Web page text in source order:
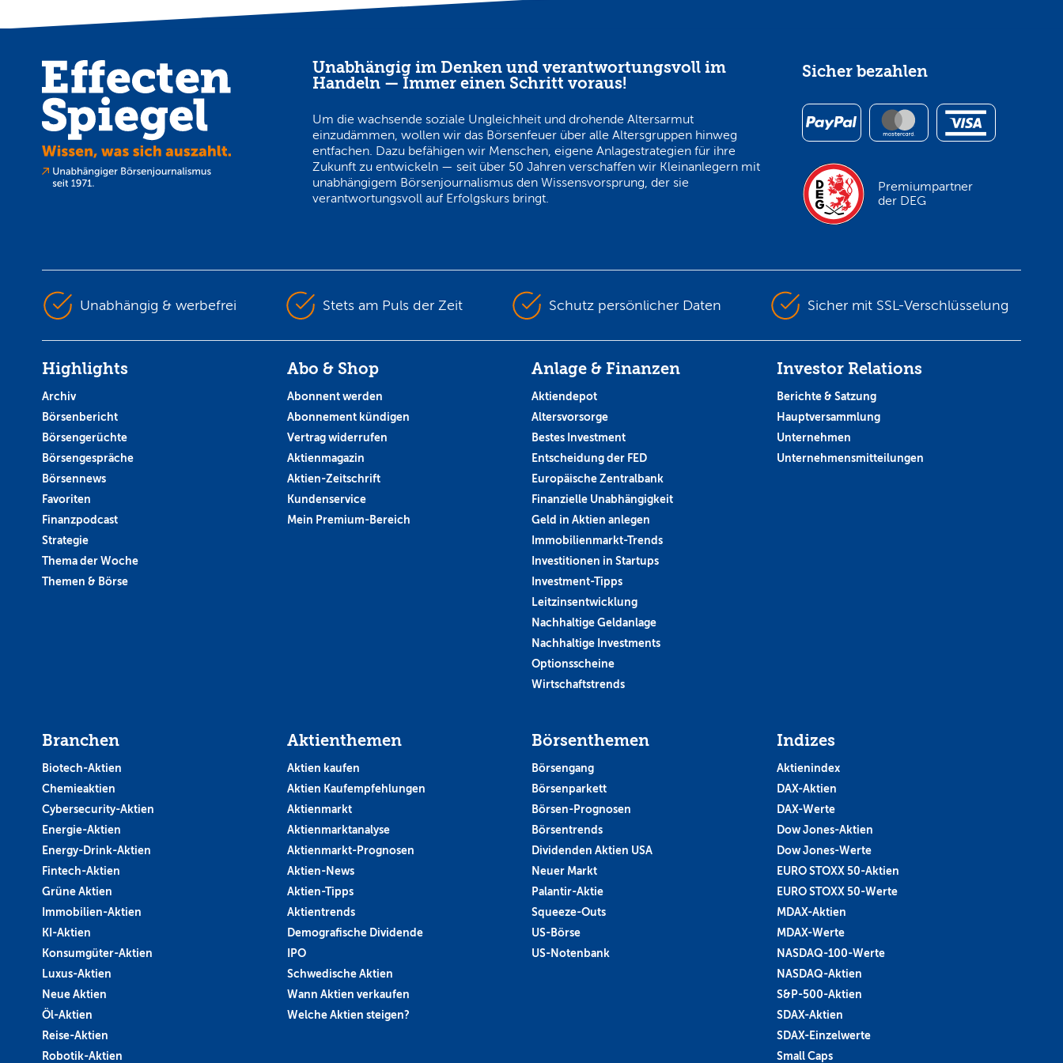
Unabhängig im Denken und verantwortungsvoll im
Handeln — Immer einen Schritt voraus!
Um die wachsende soziale Ungleichheit und drohende Altersarmut
einzudämmen, wollen wir das Börsenfeuer über alle Altersgruppen hinweg
entfachen. Dazu befähigen wir Menschen, eigene Anlagestrategien für ihre
Zukunft zu entwickeln — seit über 50 Jahren verschaffen wir Kleinanlegern mit
unabhängigem Börsenjournalismus den Wissensvorsprung, der sie
verantwortungsvoll auf Erfolgskurs bringt.
Sicher bezahlen
Premiumpartner
der DEG
Unabhängig & werbefrei Stets am Puls der Zeit Schutz persönlicher Daten Sicher mit SSL-Verschlüsselung
Highlights
Archiv
Börsenbericht
Börsengerüchte
Börsengespräche
Börsennews
Favoriten
Finanzpodcast
Strategie
Thema der Woche
Themen & Börse
Abo & Shop
Abonnent werden
Abonnement kündigen
Vertrag widerrufen
Aktienmagazin
Aktien-Zeitschrift
Kundenservice
Mein Premium-Bereich
Anlage & Finanzen
Aktiendepot
Altersvorsorge
Bestes Investment
Entscheidung der FED
Europäische Zentralbank
Finanzielle Unabhängigkeit
Geld in Aktien anlegen
Immobilienmarkt-Trends
Investitionen in Startups
Investment-Tipps
Leitzinsentwicklung
Nachhaltige Geldanlage
Nachhaltige Investments
Optionsscheine
Wirtschaftstrends
Investor Relations
Berichte & Satzung
Hauptversammlung
Unternehmen
Unternehmensmitteilungen
Branchen
Biotech-Aktien
Chemieaktien
Cybersecurity-Aktien
Energie-Aktien
Energy-Drink-Aktien
Fintech-Aktien
Grüne Aktien
Immobilien-Aktien
KI-Aktien
Konsumgüter-Aktien
Luxus-Aktien
Neue Aktien
Öl-Aktien
Reise-Aktien
Robotik-Aktien
Aktienthemen
Aktien kaufen
Aktien Kaufempfehlungen
Aktienmarkt
Aktienmarktanalyse
Aktienmarkt-Prognosen
Aktien-News
Aktien-Tipps
Aktientrends
Demografische Dividende
IPO
Schwedische Aktien
Wann Aktien verkaufen
Welche Aktien steigen?
Börsenthemen
Börsengang
Börsenparkett
Börsen-Prognosen
Börsentrends
Dividenden Aktien USA
Neuer Markt
Palantir-Aktie
Squeeze-Outs
US-Börse
US-Notenbank
Indizes
Aktienindex
DAX-Aktien
DAX-Werte
Dow Jones-Aktien
Dow Jones-Werte
EURO STOXX 50-Aktien
EURO STOXX 50-Werte
MDAX-Aktien
MDAX-Werte
NASDAQ-100-Werte
NASDAQ-Aktien
S&P-500-Aktien
SDAX-Aktien
SDAX-Einzelwerte
Small Caps